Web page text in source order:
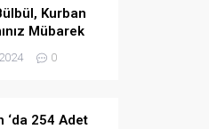
Kurban
Mübarek
0
‘da 254 Adet